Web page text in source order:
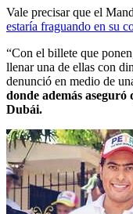
Vale precisar que el
estaría fraguando en su
“Con el billete que
llenar una de ellas con
denunció en medio de
donde además aseguró
Dubái.